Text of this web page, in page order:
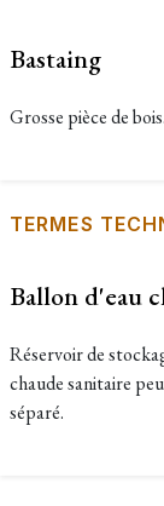
Bastaing
Grosse pièce de bois.
TERMES
Ballon d'eau
Réservoir de
chaude sanitaire
séparé.